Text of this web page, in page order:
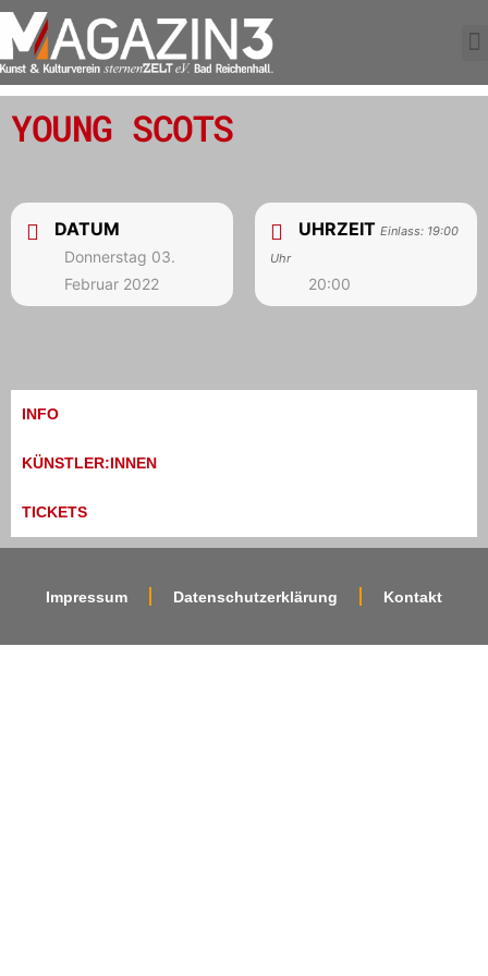
YOUNG SCOTS
DATUM
Donnerstag 03.
Februar 2022
UHRZEIT Einlass: 19:00
Uhr
20:00
INFO
KÜNSTLER:INNEN
TICKETS
Impressum Datenschutzerklärung Kontakt